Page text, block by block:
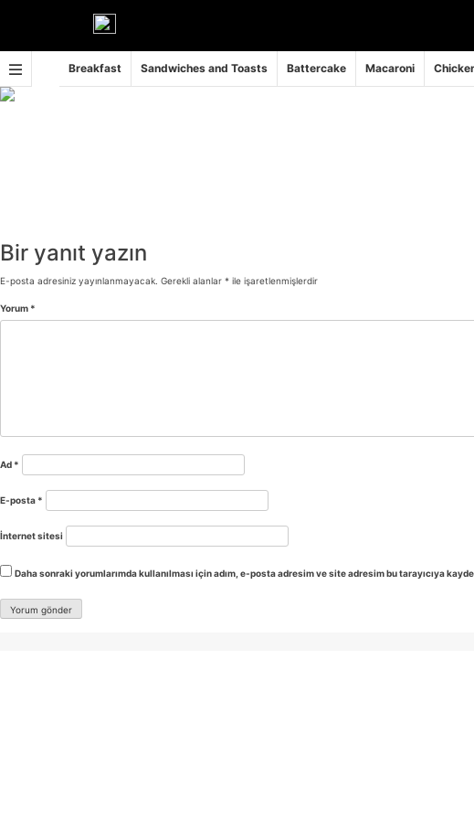
Breakfast Sandwiches and Toasts Battercake Macaroni
Bir yanıt yazın
E-posta adresiniz yayınlanmayacak. Gerekli alanlar * ile işaretlenmişlerdir
Yorum *
Ad *
E-posta *
İnternet sitesi
Daha sonraki yorumlarımda kullanılması için adım, e-posta adresim ve site adresim bu tarayıcıya